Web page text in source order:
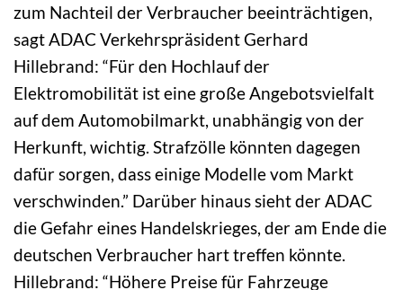
zum Nachteil der Verbraucher beeinträchtigen,
sagt ADAC Verkehrspräsident Gerhard
Hillebrand: “Für den Hochlauf der
Elektromobilität ist eine große Angebotsvielfalt
auf dem Automobilmarkt, unabhängig von der
Herkunft, wichtig. Strafzölle könnten dagegen
dafür sorgen, dass einige Modelle vom Markt
verschwinden.” Darüber hinaus sieht der ADAC
die Gefahr eines Handelskrieges, der am Ende die
deutschen Verbraucher hart treffen könnte.
Hillebrand: “Höhere Preise für Fahrzeuge